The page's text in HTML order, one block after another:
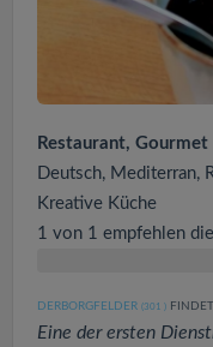
Restaurant, Gourmet
Deutsch, Mediterran,
Kreative Küche
1 von 1 empfehlen
DERBORGFELDER (301 )
Eine der ersten